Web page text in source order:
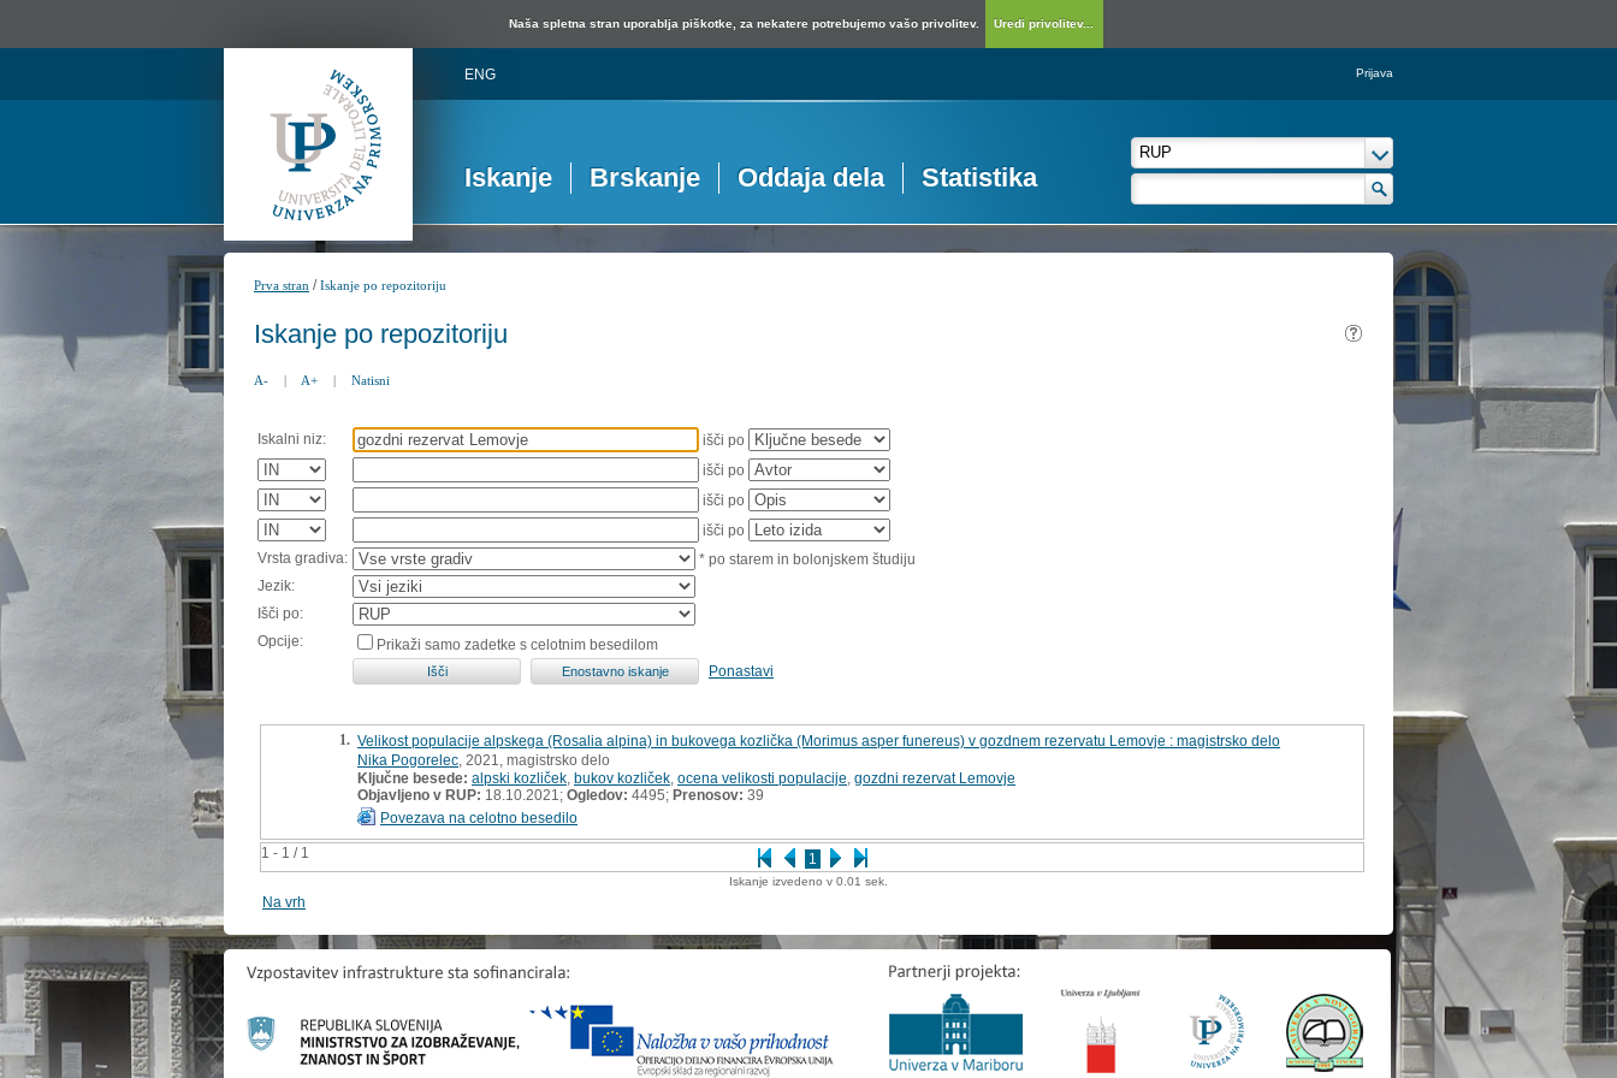
Naša spletna stran uporablja piškotke, za nekatere potrebujemo vašo privolitev. Uredi privolitev...
ENG Prijava
Iskanje Brskanje Oddaja dela Statistika
Prva stran /Iskanje po repozitoriju
Iskanje po repozitoriju
A- | A+ | Natisni
Iskalni niz:
išči po
išči po
išči po
išči po
Vrsta gradiva:
* po starem in bolonjskem študiju
Jezik:
Išči po:
Opcije:
Prikaži samo zadetke s celotnim besedilom
Ponastavi
1 - 1 / 1 1
1. Velikost populacije alpskega (Rosalia alpina) in bukovega kozlička (Morimus asper funereus) v gozdnem rezervatu Lemovje : magistrsko delo
Nika Pogorelec , 2021, magistrsko delo
Ključne besede: alpski kozliček bukov kozliček ocena velikosti populacije gozdni rezervat Lemovje
Objavljeno v RUP: 18.10.2021; Ogledov: 4495; Prenosov: 39
Povezava na celotno besedilo
Iskanje izvedeno v 0.01 sek.
Na vrh